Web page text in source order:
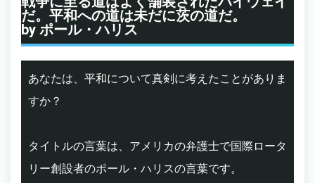
だ。平和への道は未だに茨の道だ。
by ポール・ハリス
あなたは、平和について真剣に考えたことがありま
すか？
タイトルの言葉は、アメリカの弁護士で国際ロータ
リー創設者のポール・ハリスの言葉です。